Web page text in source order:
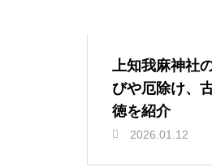
上知我麻神社
びや厄除け、
徳を紹介
2026.01.12